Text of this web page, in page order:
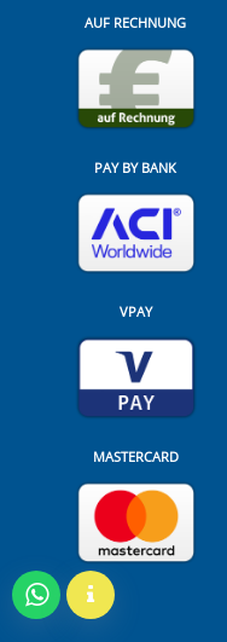
AUF RECHNUNG
PAY BY BANK
VPAY
MASTERCARD